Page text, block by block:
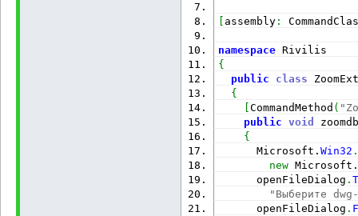
assembly :
namespace Rivilis
{
public
class
{
[CommandMethod (
public
void
{
Microsoft.Win32
new
openFileDialog .
"Выберите
openFileDialog .